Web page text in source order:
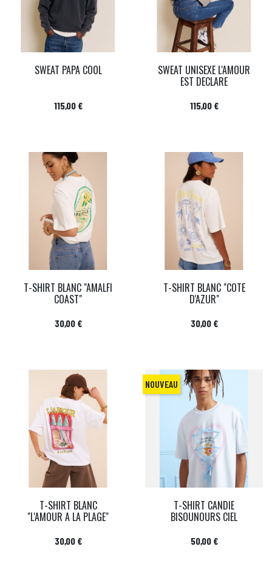
SWEAT PAPA COOL
Prix
115,00 €
SWEAT UNISEXE L'AMOUR
EST DECLARE
Prix
115,00 €
T-SHIRT BLANC "AMALFI
COAST"
Prix
30,00 €
T-SHIRT BLANC "COTE
D'AZUR"
Prix
30,00 €
T-SHIRT BLANC
"L'AMOUR A LA PLAGE"
Prix
30,00 €
T-SHIRT CANDIE
BISOUNOURS CIEL
Prix
50,00 €
NOUVEAU